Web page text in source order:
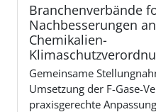
Branchenverbände
Nachbesserungen
Chemikalien-
Gemeinsame
Umsetzung der F-Gase-
praxisgerechte